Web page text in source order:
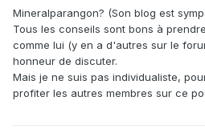
Mineralparangon? (Son blog est
Tous les conseils sont bons à
comme lui (y en a d'autres sur le
honneur de discuter.
Mais je ne suis pas individualiste,
profiter les autres membres sur ce